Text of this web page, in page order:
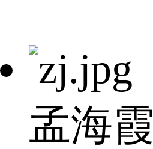
孟海霞